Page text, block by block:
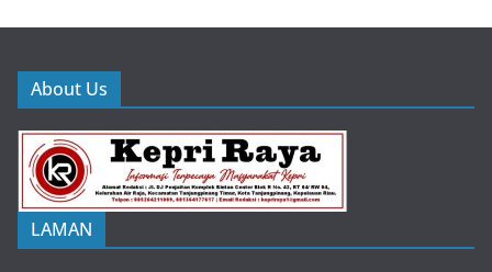
About Us
LAMAN